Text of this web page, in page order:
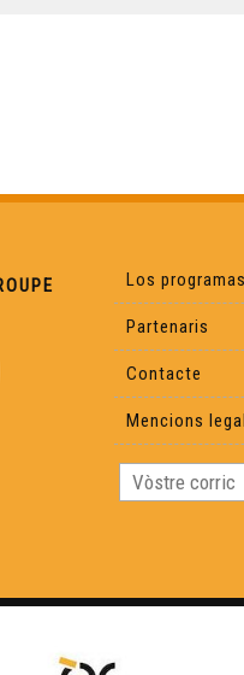
Lo Leberon
Lo Palais
L'estadi
Los
Partenaris
Contacte
Mencions